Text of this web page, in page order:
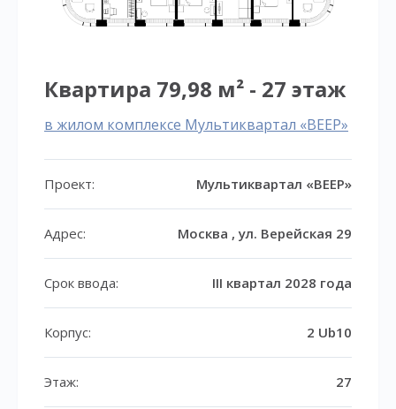
Квартира 79,98 м² - 27 этаж
в жилом комплексе Мультиквартал «ВЕЕР»
Проект: Мультиквартал «ВЕЕР»
Адрес: Москва , ул. Верейская 29
Срок ввода: III квартал 2028 года
Корпус: 2 Ub10
Этаж: 27